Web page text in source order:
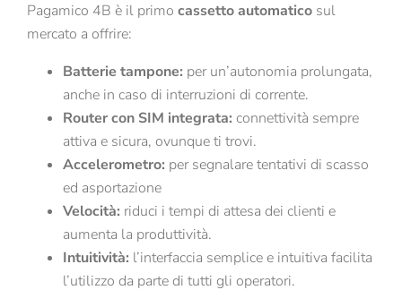
Pagamico 4B è il primo cassetto automatico sul
mercato a offrire:
Batterie tampone: per un’autonomia prolungata,
anche in caso di interruzioni di corrente.
Router con SIM integrata: connettività sempre
attiva e sicura, ovunque ti trovi.
Accelerometro: per segnalare tentativi di scasso
ed asportazione
Velocità: riduci i tempi di attesa dei clienti e
aumenta la produttività.
Intuitività: l’interfaccia semplice e intuitiva facilita
l’utilizzo da parte di tutti gli operatori.